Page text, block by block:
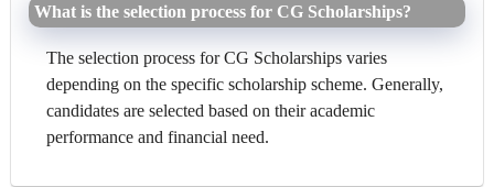
What is the selection process for CG Scholarships?
The selection process for CG Scholarships varies
depending on the specific scholarship scheme. Generally,
candidates are selected based on their academic
performance and financial need.